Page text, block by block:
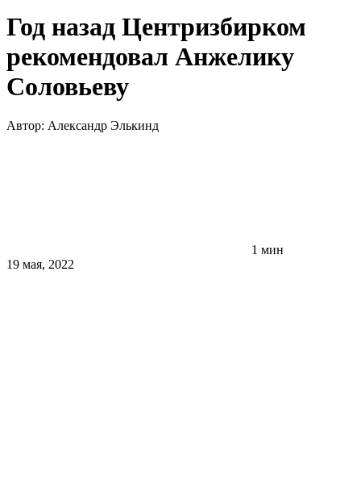
Год назад Центризбирком
рекомендовал Анжелику
Соловьеву
Автор: Александр Элькинд
1 мин
19 мая, 2022